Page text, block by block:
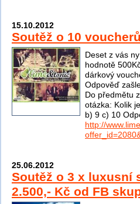
15.10.2012
Soutěž o 10
Deset z vás
hodnotě
dárkový
Odpověď
Do předmětu
otázka: Kolik
b) 9 c) 10
http://
25.06.2012
Soutěž o 3 x luxusní
2.500,- Kč od FB